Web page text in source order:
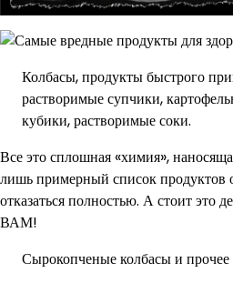
Колбасы, продукты быстрого
растворимые супчики,
кубики, растворимые соки.
Все это сплошная «химия»,
лишь примерный список продуктов
отказаться полностью. А стоит
ВАМ!
Сырокопченые колбасы и прочее